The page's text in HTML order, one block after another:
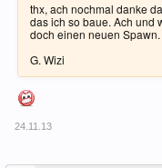
thx, ach nochmal danke
das ich so baue. Ach und
doch einen neuen Spawn.
G. Wizi
24.11.13